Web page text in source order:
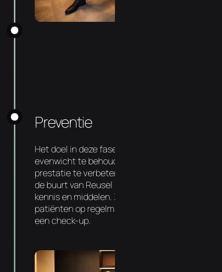
Preventie
Het doel in deze fase is om dit nieuwe
evenwicht te behouden, gezondheid en
prestatie te verbeteren. Uw chiropractor in
de buurt van Reusel heeft hiervoor de juiste
kennis en middelen. Zo komt 72% van onze
patiënten op regelmatige basis langs voor
een check-up.